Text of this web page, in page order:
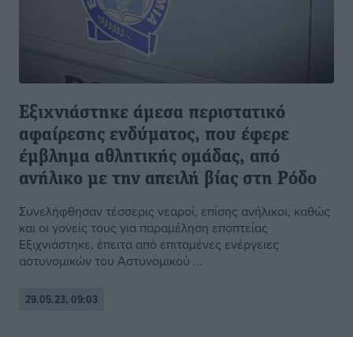
Εξιχνιάστηκε άμεσα περιστατικό
αφαίρεσης ενδύματος, που έφερε
έμβλημα αθλητικής ομάδας, από
ανήλικο με την απειλή βίας στη Ρόδο
Συνελήφθησαν τέσσερις νεαροί, επίσης ανήλικοι, καθώς
και οι γονείς τους για παραμέληση εποπτείας
Εξιχνιάστηκε, έπειτα από επιταμένες ενέργειες
αστυνομικών του Αστυνομικού ...
29.05.23, 09:03